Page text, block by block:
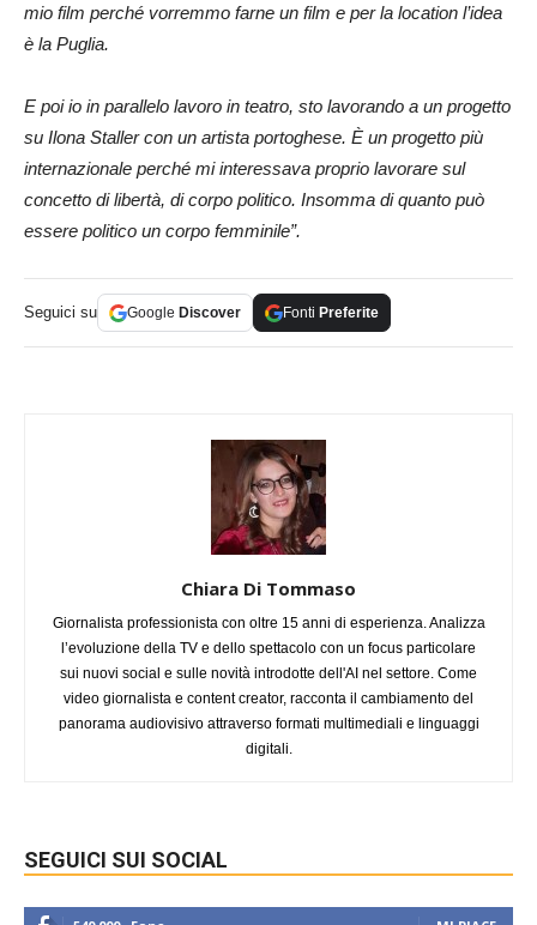
mio film perché vorremmo farne un film e per la location l’idea
è la Puglia.
E poi io in parallelo lavoro in teatro, sto lavorando a un progetto
su Ilona Staller con un artista portoghese. È un progetto più
internazionale perché mi interessava proprio lavorare sul
concetto di libertà, di corpo politico. Insomma di quanto può
essere politico un corpo femminile”.
Seguici su Google Discover Fonti Preferite
Chiara Di Tommaso
Giornalista professionista con oltre 15 anni di esperienza. Analizza
l’evoluzione della TV e dello spettacolo con un focus particolare
sui nuovi social e sulle novità introdotte dell'AI nel settore. Come
video giornalista e content creator, racconta il cambiamento del
panorama audiovisivo attraverso formati multimediali e linguaggi
digitali.
SEGUICI SUI SOCIAL